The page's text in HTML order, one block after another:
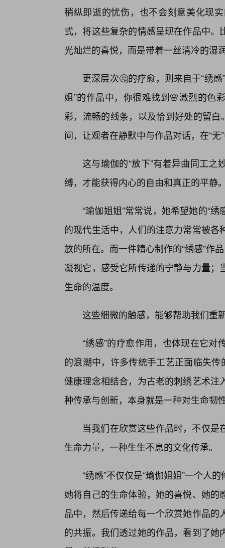
稍纵即逝的忧伤，也不会刻意美化现
式，将这些复杂的情感呈现在作品中
光灿烂的喜悦，而是带着一丝清冷的湿
更深层次🤔的疗愈，则来自于“绣
姐”的作品中，你很难找到🌸激烈的色
彩，流畅的线条，以及恰到好处的留
间，让观者在静默中与作品对话，在“无
这与瑜伽的“放下”有着异曲同工
缚，才能获得内心的自由和真正的平静
“瑜伽姐姐”常常说，她希望她的“
的现代生活中，人们的注意力常常被
放的所在。而一件精心制作的“绣感”作
凝视它，感受它所传递的宁静与力量
生命的温度。
这些细微的触感，能够帮助我们重
“绣感”的疗愈作用，也体现在它
的浪潮中，许多传统手工艺正面临失
健康理念相结合，为古老的刺绣艺术
种传承与创新，本身就是一种对生命韧
当我们在欣赏这些作品时，不仅
生命力量，一种生生不息的文化传承。
“绣感”不仅仅是“瑜伽姐姐”一个人
她将自己的生命体验，她的喜悦、她
品中，然后传递给每一个欣赏她作品
的共振。我们透过她的作品，看到了